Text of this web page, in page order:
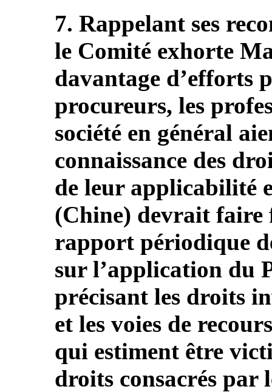
7. Rappelant ses
le Comité exhorte
davantage d’efforts
procureurs, les
société en général
connaissance des
de leur applicabilité
(Chine) devrait faire
rapport périodique
sur l’application du
précisant les droits
et les voies de
qui estiment être
droits consacrés par